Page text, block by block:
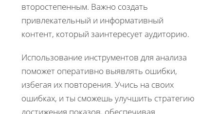
второстепенным. Важно создать
привлекательный и информативный
контент, который заинтересует аудиторию.
Использование инструментов для анализа
поможет оперативно выявлять ошибки,
избегая их повторения. Учись на своих
ошибках, и ты сможешь улучшить стратегию
достижения показов, обеспечивая